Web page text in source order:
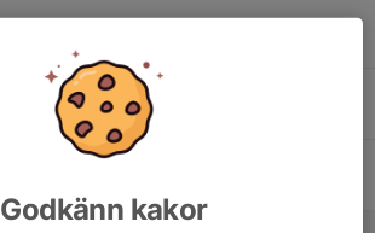
Godkänn kakor